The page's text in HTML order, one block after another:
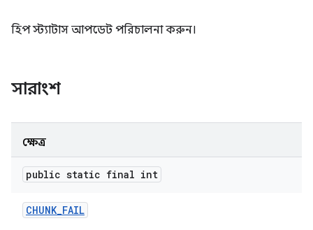
হিপ স্ট্যাটাস আপডেট পরিচালনা করুন।
সারাংশ
ক্ষেত্র
public static final int
CHUNK_FAIL